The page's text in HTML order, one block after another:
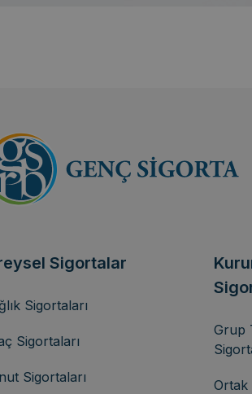
Sigortalar
Sigortaları
Sigortaları
Sigortaları
Grup
Ortak